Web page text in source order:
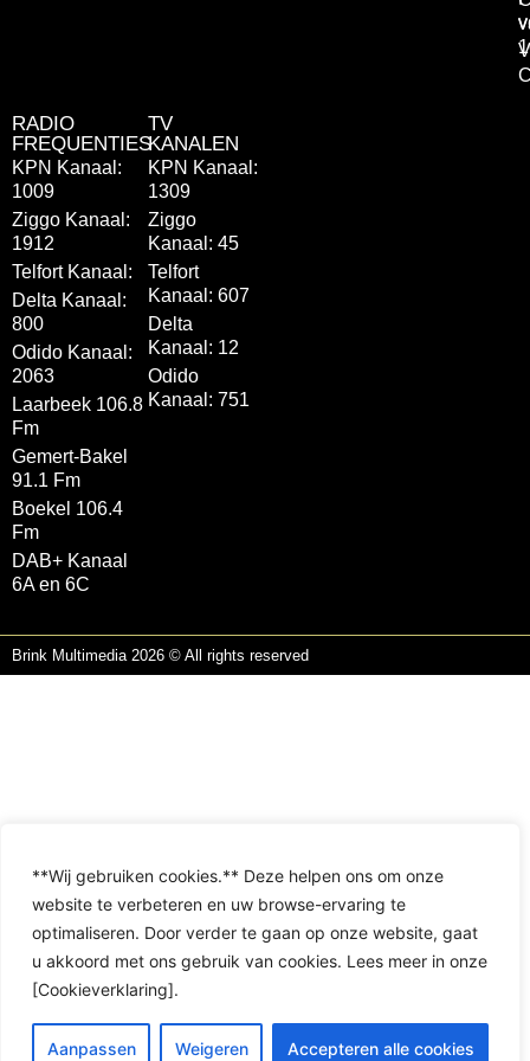
**Wij gebruiken cookies.** Deze helpen ons om onze
website te verbeteren en uw browse-ervaring te
optimaliseren. Door verder te gaan op onze website, gaat
u akkoord met ons gebruik van cookies. Lees meer in onze
[Cookieverklaring].
Aanpassen Weigeren Accepteren alle cookies
RADIO
FREQUENTIES
KPN Kanaal:
1009
Ziggo Kanaal:
1912
Telfort Kanaal:
Delta Kanaal:
800
Odido Kanaal:
2063
Laarbeek 106.8
Fm
Gemert-Bakel
91.1 Fm
Boekel 106.4
Fm
DAB+ Kanaal
6A en 6C
TV
KANALEN
KPN Kanaal:
1309
Ziggo
Kanaal: 45
Telfort
Kanaal: 607
Delta
Kanaal: 12
Odido
Kanaal: 751
Brink Multimedia 2026 © All rights reserved